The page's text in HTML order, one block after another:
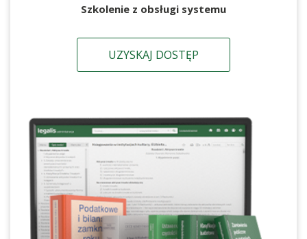
Szkolenie z obsługi systemu
UZYSKAJ DOSTĘP